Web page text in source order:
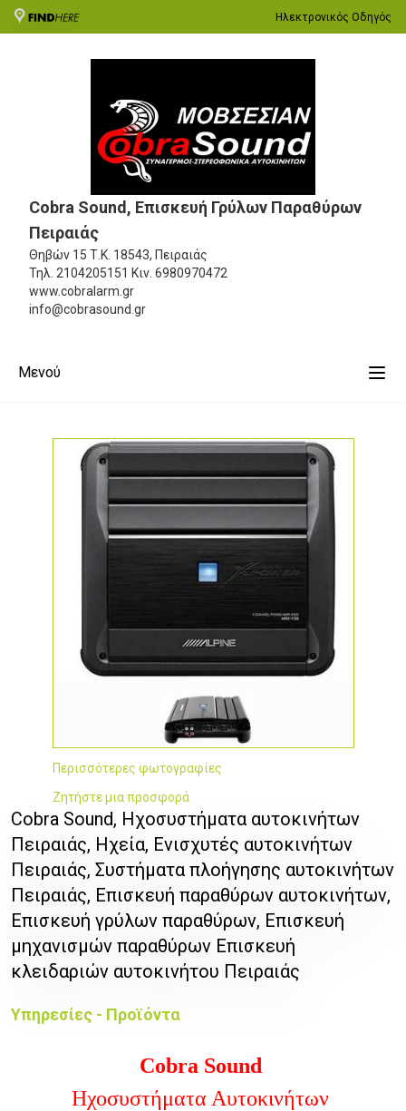
Ηλεκτρονικός Οδηγός
Cobra Sound, Επισκευή Γρύλων Παραθύρων
Πειραιάς
Θηβών 15 Τ.Κ. 18543, Πειραιάς
Τηλ. 2104205151 Κιν. 6980970472
www.cobralarm.gr
info@cobrasound.gr
Μενού
Περισσότερες φωτογραφίες
Ζητήστε μια προσφορά
Cobra Sound, Ηχοσυστήματα αυτοκινήτων
Πειραιάς, Ηχεία, Ενισχυτές αυτοκινήτων
Πειραιάς, Συστήματα πλοήγησης αυτοκινήτων
Πειραιάς, Επισκευή παραθύρων αυτοκινήτων,
Επισκευή γρύλων παραθύρων, Επισκευή
μηχανισμών παραθύρων Επισκευή
κλειδαριών αυτοκινήτου Πειραιάς
Υπηρεσίες - Προϊόντα
Cobra Sound
Ηχοσυστήματα Αυτοκινήτων